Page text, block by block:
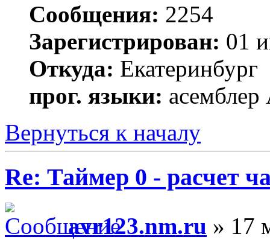
Сообщения: 2254
Зарегистрирован: 01
Откуда: Екатеринбург
прог. языки: асемблер
Вернуться к началу
Re: Таймер 0 - расчет
avr123.nm.ru » 17